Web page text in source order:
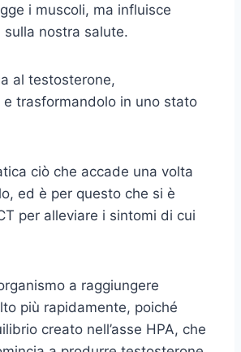
i muscoli, ma influisce
nostra salute.
al testosterone,
trasformandolo in uno stato
ciò che accade una volta
ed è per questo che si è
per alleviare i sintomi di cui
a raggiungere
più rapidamente, poiché
creato nell’asse HPA, che